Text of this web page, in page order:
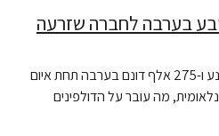
בערבה לחברה שזרעה
תחקיר גרינפיס חושף: יטבתה, תמנע ו-275 אלף דונם בערבה תחת איום
מה עובר על הדולפינים